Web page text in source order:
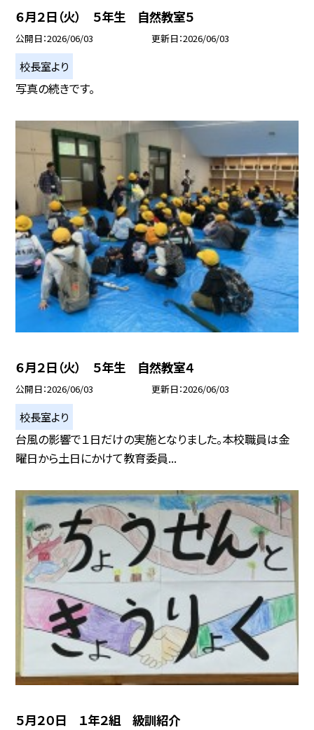
６月２日（火） ５年生 自然教室５
公開日 2026/06/03 更新日 2026/06/03
校長室より
写真の続きです。
６月２日（火） ５年生 自然教室４
公開日 2026/06/03 更新日 2026/06/03
校長室より
台風の影響で１日だけの実施となりました。本校職員は金
曜日から土日にかけて教育委員...
５月２０日 １年２組 級訓紹介